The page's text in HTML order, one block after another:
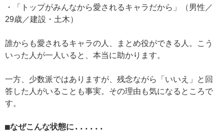
・「トップがみんなから愛されるキャラだから」（男性／
29歳／建設・土木）
誰からも愛されるキャラの人、まとめ役ができる人。こう
いった人が一人いると、本当に助かります。
一方、少数派ではありますが、残念ながら「いいえ」と回
答した人がいることも事実。その理由も気になるところで
す。
■なぜこんな状態に......